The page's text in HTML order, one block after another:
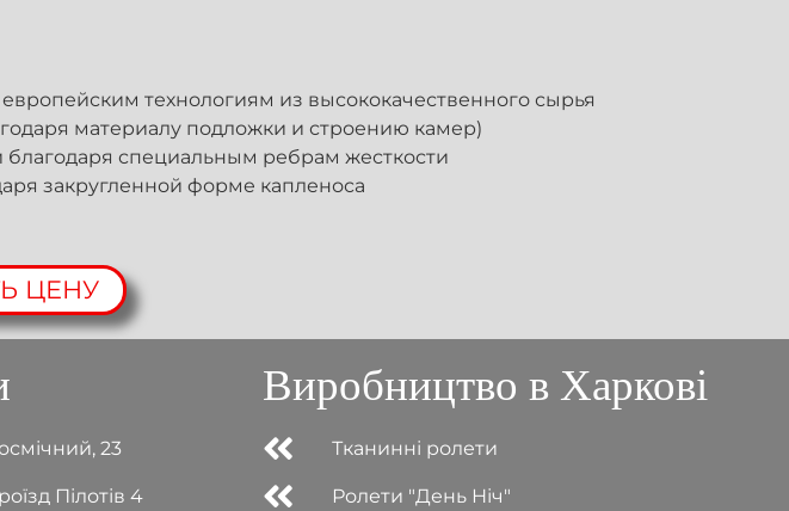
технологиям из высококачественного сырья
материалу подложки и строению камер)
специальным ребрам жесткости
закругленной форме капленоса
ЦЕНУ
23
Пілотів 4
Виробництво в Харкові
Тканинні ролети
Ролети "День Ніч"